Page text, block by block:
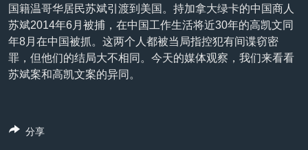
美国之音专访
重要讲话与声明
台海两岸关系
南中国海争端
关注新疆
其他语言网站
国籍温哥华居民苏斌引渡到美国。持加拿大绿卡的中国商人
苏斌2014年6月被捕，在中国工作生活将近30年的高凯文同
年8月在中国被抓。这两个人都被当局指控犯有间谍窃密
罪，但他们的结局大不相同。今天的媒体观察，我们来看看
苏斌案和高凯文案的异同。
分享